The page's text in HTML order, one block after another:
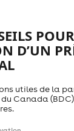
D’UN
utiles de la
Canada